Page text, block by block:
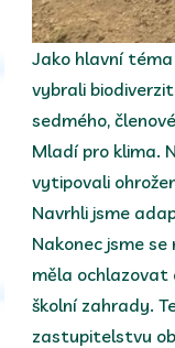
Jako hlavní
vybrali
sedmého,
Mladí pro klima.
vytipovali
Navrhli jsme
Nakonec jsme
měla ochlazovat
školní zahrady.
zastupitelstvu